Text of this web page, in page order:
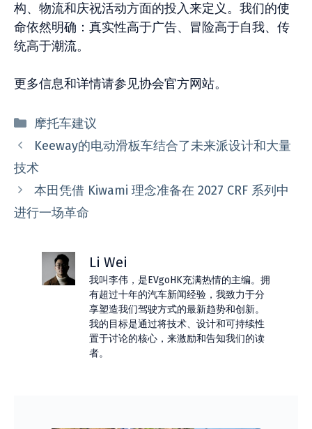
构、物流和庆祝活动方面的投入来定义。我们的使
命依然明确：真实性高于广告、冒险高于自我、传
统高于潮流。
更多信息和详情请参见协会官方网站。
分
类
摩托车建议
Keeway的电动滑板车结合了未来派设计和大量
技术
本田凭借 Kiwami 理念准备在 2027 CRF 系列中
进行一场革命
Li Wei
我叫李伟，是EVgoHK充满热情的主编。拥
有超过十年的汽车新闻经验，我致力于分
享塑造我们驾驶方式的最新趋势和创新。
我的目标是通过将技术、设计和可持续性
置于讨论的核心，来激励和告知我们的读
者。